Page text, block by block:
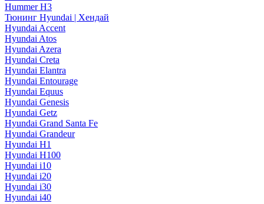
Hummer H3
Тюнинг Hyundai | Хендай
Hyundai Accent
Hyundai Atos
Hyundai Azera
Hyundai Creta
Hyundai Elantra
Hyundai Entourage
Hyundai Equus
Hyundai Genesis
Hyundai Getz
Hyundai Grand Santa Fe
Hyundai Grandeur
Hyundai H1
Hyundai H100
Hyundai i10
Hyundai i20
Hyundai i30
Hyundai i40